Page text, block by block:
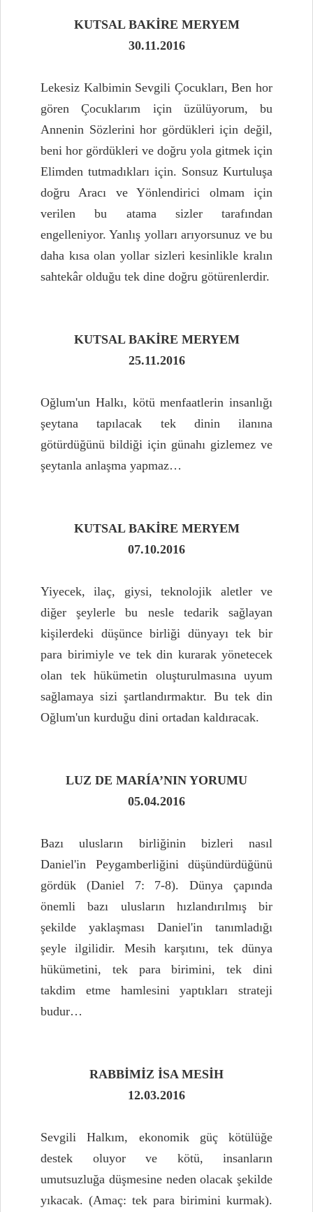
KUTSAL BAKİRE MERYEM
30.11.2016
Lekesiz Kalbimin Sevgili Çocukları, Ben hor
gören Çocuklarım için üzülüyorum, bu
Annenin Sözlerini hor gördükleri için değil,
beni hor gördükleri ve doğru yola gitmek için
Elimden tutmadıkları için. Sonsuz Kurtuluşa
doğru Aracı ve Yönlendirici olmam için
verilen bu atama sizler tarafından
engelleniyor. Yanlış yolları arıyorsunuz ve bu
daha kısa olan yollar sizleri kesinlikle kralın
sahtekâr olduğu tek dine doğru götürenlerdir.
KUTSAL BAKİRE MERYEM
25.11.2016
Oğlum'un Halkı, kötü menfaatlerin insanlığı
şeytana tapılacak tek dinin ilanına
götürdüğünü bildiği için günahı gizlemez ve
şeytanla anlaşma yapmaz…
KUTSAL BAKİRE MERYEM
07.10.2016
Yiyecek, ilaç, giysi, teknolojik aletler ve
diğer şeylerle bu nesle tedarik sağlayan
kişilerdeki düşünce birliği dünyayı tek bir
para birimiyle ve tek din kurarak yönetecek
olan tek hükümetin oluşturulmasına uyum
sağlamaya sizi şartlandırmaktır. Bu tek din
Oğlum'un kurduğu dini ortadan kaldıracak.
LUZ DE MARÍA’NIN YORUMU
05.04.2016
Bazı ulusların birliğinin bizleri nasıl
Daniel'in Peygamberliğini düşündürdüğünü
gördük (Daniel 7: 7-8). Dünya çapında
önemli bazı ulusların hızlandırılmış bir
şekilde yaklaşması Daniel'in tanımladığı
şeyle ilgilidir. Mesih karşıtını, tek dünya
hükümetini, tek para birimini, tek dini
takdim etme hamlesini yaptıkları strateji
budur…
RABBİMİZ İSA MESİH
12.03.2016
Sevgili Halkım, ekonomik güç kötülüğe
destek oluyor ve kötü, insanların
umutsuzluğa düşmesine neden olacak şekilde
yıkacak. (Amaç: tek para birimini kurmak).